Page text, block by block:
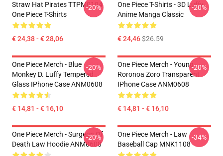
Straw Hat Pirates TTPM0104
One Piece T-Shirts
€ 24,38 - € 28,06
-20%
One Piece T-Shirts - 3D Luffy
Anime Manga Classic
€ 24,46$26.59
-20%
One Piece Merch - Blue
Monkey D. Luffy Tempered
Glass IPhone Case ANM0608
€ 14,81 - € 16,10
-20%
One Piece Merch - Young
Roronoa Zoro Transparent
IPhone Case ANM0608
€ 14,81 - € 16,10
-20%
One Piece Merch - Surgeon Of
Death Law Hoodie ANM0608
-20%
One Piece Merch - Law
Baseball Cap MNK1108
-34%